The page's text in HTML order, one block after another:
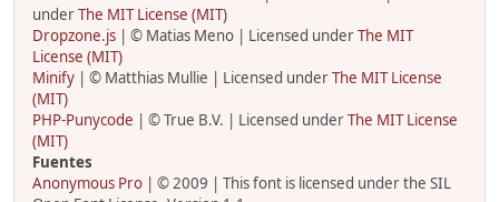
underThe MIT License (MIT)
Dropzone.js | © Matias Meno | Licensed underThe MIT
License (MIT)
Minify | © Matthias Mullie | Licensed underThe MIT License
(MIT)
PHP-Punycode | © True B.V. | Licensed underThe MIT License
(MIT)
Fuentes
Anonymous Pro | © 2009 | This font is licensed under the SIL